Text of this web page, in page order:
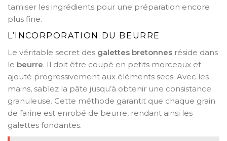
tamiser les ingrédients pour une préparation encore
plus fine.
L’INCORPORATION DU BEURRE
Le véritable secret des galettes bretonnes réside dans
le beurre. Il doit être coupé en petits morceaux et
ajouté progressivement aux éléments secs. Avec les
mains, sablez la pâte jusqu’à obtenir une consistance
granuleuse. Cette méthode garantit que chaque grain
de farine est enrobé de beurre, rendant ainsi les
galettes fondantes.